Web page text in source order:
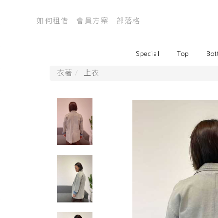
如何租借 會員方案 部落格
Special Top
衣著 上衣